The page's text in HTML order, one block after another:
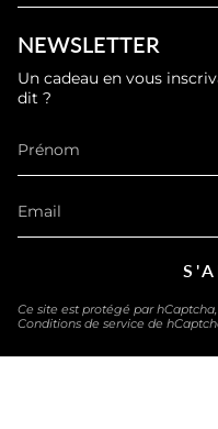
NEWSLETTER
Un cadeau en vous
dit ?
Ce site est protégé par
Conditions de service de